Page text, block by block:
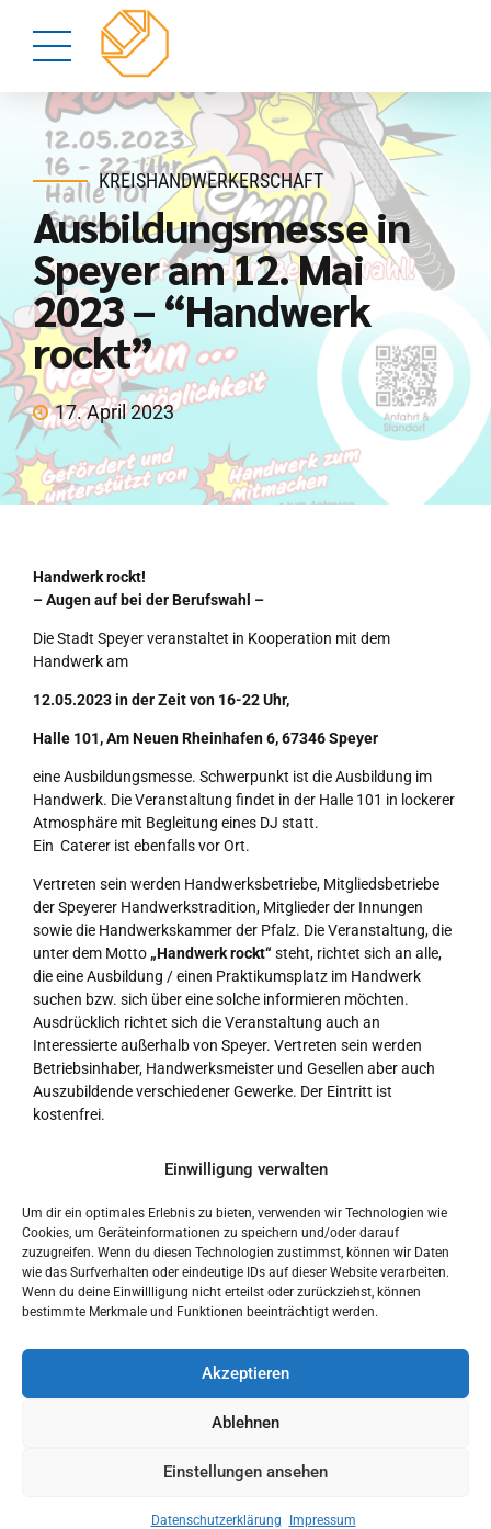
Einwilligung verwalten
Um dir ein optimales Erlebnis zu bieten, verwenden wir Technologien wie
Cookies, um Geräteinformationen zu speichern und/oder darauf
zuzugreifen. Wenn du diesen Technologien zustimmst, können wir Daten
wie das Surfverhalten oder eindeutige IDs auf dieser Website verarbeiten.
Wenn du deine Einwillligung nicht erteilst oder zurückziehst, können
bestimmte Merkmale und Funktionen beeinträchtigt werden.
Akzeptieren
Ablehnen
Einstellungen ansehen
Datenschutzerklärung Impressum
KREISHANDWERKERSCHAFT
Ausbildungsmesse in
Speyer am 12. Mai
2023 – “Handwerk
rockt”
17. April 2023
Handwerk rockt!
–Augen auf bei der Berufswahl –
Die Stadt Speyer veranstaltet in Kooperation mit dem
Handwerk am
12.05.2023 in der Zeit von 16-22 Uhr,
Halle 101, Am Neuen Rheinhafen 6, 67346 Speyer
eine Ausbildungsmesse. Schwerpunkt ist die Ausbildung im
Handwerk. Die Veranstaltung findet in der Halle 101 in lockerer
Atmosphäre mit Begleitung eines DJ statt.
Ein Caterer ist ebenfalls vor Ort.
Vertreten sein werden Handwerksbetriebe, Mitgliedsbetriebe
der Speyerer Handwerkstradition, Mitglieder der Innungen
sowie die Handwerkskammer der Pfalz. Die Veranstaltung, die
unter dem Motto „Handwerk rockt“ steht, richtet sich an alle,
die eine Ausbildung / einen Praktikumsplatz im Handwerk
suchen bzw. sich über eine solche informieren möchten.
Ausdrücklich richtet sich die Veranstaltung auch an
Interessierte außerhalb von Speyer. Vertreten sein werden
Betriebsinhaber, Handwerksmeister und Gesellen aber auch
Auszubildende verschiedener Gewerke. Der Eintritt ist
kostenfrei.
engagieren, wir aktiv um geeignete Auszubildende werden und